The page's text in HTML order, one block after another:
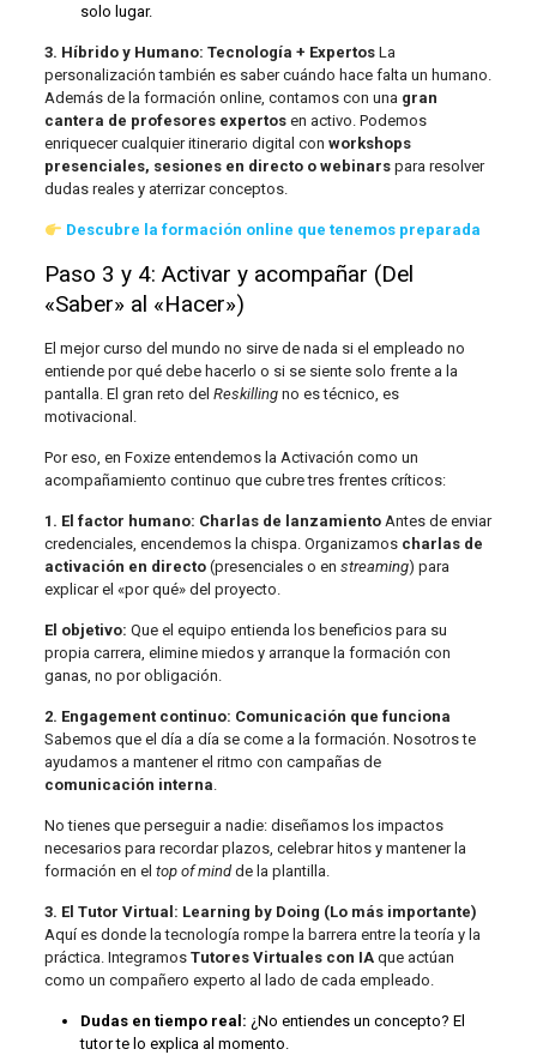
solo lugar.
3. Híbrido y Humano: Tecnología + ExpertosLa
personalización también es saber cuándo hace falta un humano.
Además de la formación online, contamos con una gran
cantera de profesores expertosen activo. Podemos
enriquecer cualquier itinerario digital con workshops
presenciales, sesiones en directo o webinarspara resolver
dudas reales y aterrizar conceptos.
Descubre la formación online que tenemos preparada
Paso 3 y 4: Activar y acompañar (Del
«Saber» al «Hacer»)
El mejor curso del mundo no sirve de nada si el empleado no
entiende por qué debe hacerlo o si se siente solo frente a la
pantalla. El gran reto del Reskillingno es técnico, es
motivacional.
Por eso, en Foxize entendemos la Activación como un
acompañamiento continuo que cubre tres frentes críticos:
1. El factor humano: Charlas de lanzamientoAntes de enviar
credenciales, encendemos la chispa. Organizamos charlas de
activación en directo(presenciales o en streaming) para
explicar el «por qué» del proyecto.
El objetivo: Que el equipo entienda los beneficios para su
propia carrera, elimine miedos y arranque la formación con
ganas, no por obligación.
2. Engagement continuo: Comunicación que funciona
Sabemos que el día a día se come a la formación. Nosotros te
ayudamos a mantener el ritmo con campañas de
comunicación interna.
No tienes que perseguir a nadie: diseñamos los impactos
necesarios para recordar plazos, celebrar hitos y mantener la
formación en el top of mindde la plantilla.
3. El Tutor Virtual: Learning by Doing (Lo más importante)
Aquí es donde la tecnología rompe la barrera entre la teoría y la
práctica. Integramos Tutores Virtuales con IAque actúan
como un compañero experto al lado de cada empleado.
Dudas en tiempo real: ¿No entiendes un concepto? El
tutor te lo explica al momento.